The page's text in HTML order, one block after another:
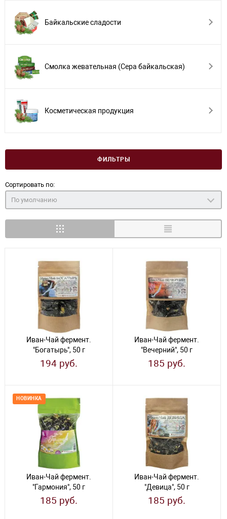
Байкальские сладости
Смолка жевательная (Сера байкальская)
Косметическая продукция
ФИЛЬТРЫ
Сортировать по:
По умолчанию
Иван-Чай фермент.
"Богатырь", 50 г
194 руб.
Иван-Чай фермент.
"Вечерний", 50 г
185 руб.
НОВИНКА
Иван-Чай фермент.
"Гармония", 50 г
185 руб.
Иван-Чай фермент.
"Девица", 50 г
185 руб.